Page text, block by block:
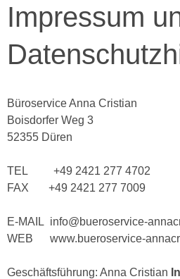
Impressum
Büroservice Anna Cristian
Boisdorfer Weg 3
52355 Düren
TEL +49 2421 277 4702
FAX +49 2421 277 7009
E-MAIL info@bueroservice-
WEB www.bueroservice-
Geschäftsführung: Anna Cristian